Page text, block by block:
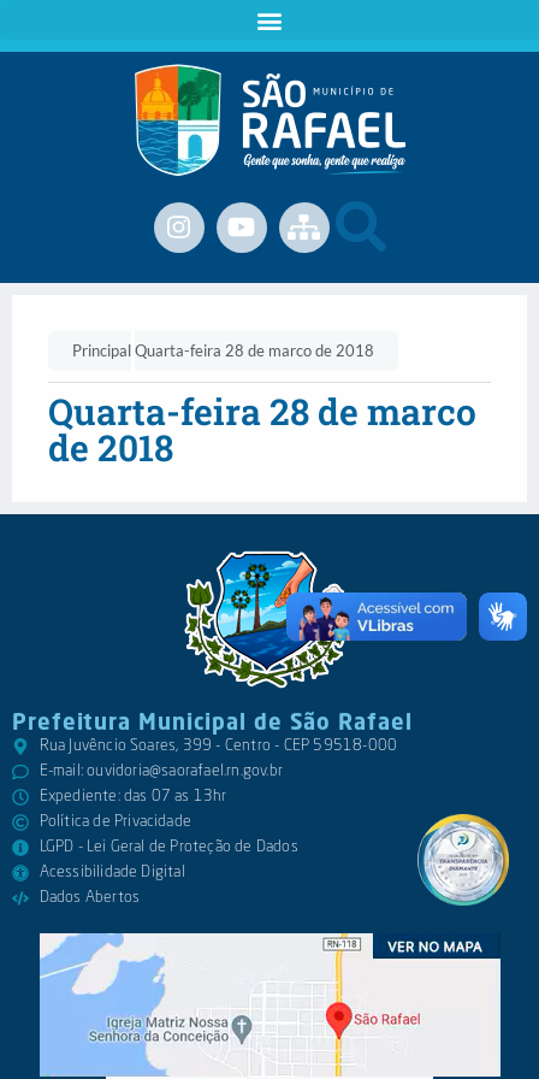
PrincipalQuarta-feira 28 de marco de 2018
Quarta-feira 28 de marco
de 2018
Prefeitura Municipal de São Rafael
Rua Juvêncio Soares, 399 - Centro - CEP 59518-000
E-mail:ouvidoria@saorafael.rn.gov.br
Expediente: das 07 as 13hr
Política de Privacidade
LGPD - Lei Geral de Proteção de Dados
Acessibilidade Digital
Dados Abertos